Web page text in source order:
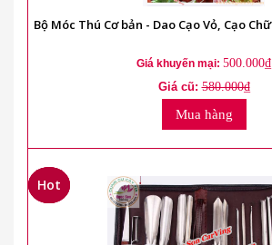
Bộ Móc Thú Cơ bản - Dao Cạo Vỏ, Cạo
Giá khuyến mại: 500.000₫
Giá cũ:580.000₫
Mua hàng
Hot
Hot
Hot